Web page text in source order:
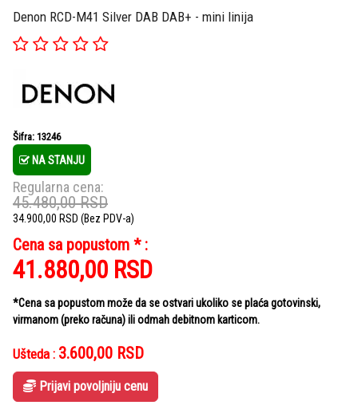
Denon RCD-M41 Silver DAB DAB+ - mini linija
Šifra: 13246
NA STANJU
Regularna cena:
45.480,00RSD
34.900,00 RSD (Bez PDV-a)
Cena sa popustom * :
41.880,00 RSD
*Cena sa popustom može da se ostvari ukoliko se plaća gotovinski,
virmanom (preko računa) ili odmah debitnom karticom.
Ušteda : 3.600,00 RSD
Prijavi povoljniju cenu